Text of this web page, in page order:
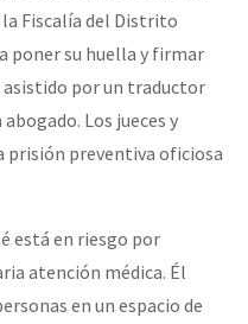
Fiscalía del Distrito
poner su huella y firmar
asistido por un traductor
Los jueces y
prisión preventiva oficiosa
está en riesgo por
atención médica. Él
en un espacio de